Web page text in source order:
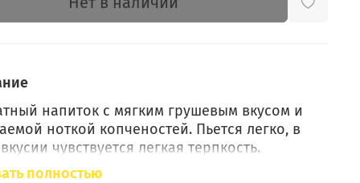
напиток с мягким грушевым вкусом и
ноткой копченостей. Пьется легко, в
чувствуется легкая терпкость.
для любого застолья, в том числе и с
полностью